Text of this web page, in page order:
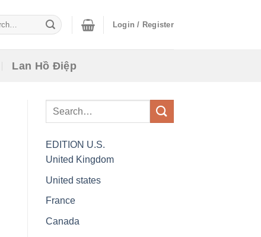
Login / Register
Lan Hồ Điệp
EDITION U.S.
United Kingdom
United states
France
Canada